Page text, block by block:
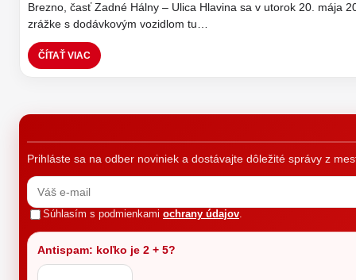
Brezno, časť Zadné Hálny – Ulica Hlavina sa v utorok 20. mája
zrážke s dodávkovým vozidlom tu…
ČÍTAŤ VIAC
Prihláste sa na odber noviniek a dostávajte dôležité správy z
Súhlasím s podmienkami ochrany údajov.
Antispam: koľko je 2 + 5?